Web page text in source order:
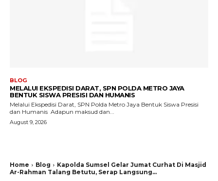
BLOG
MELALUI EKSPEDISI DARAT, SPN POLDA METRO JAYA
BENTUK SISWA PRESISI DAN HUMANIS
Melalui Ekspedisi Darat, SPN Polda Metro Jaya Bentuk Siswa Presisi
dan Humanis ‎ ‎Adapun maksud dan...
August 9, 2026